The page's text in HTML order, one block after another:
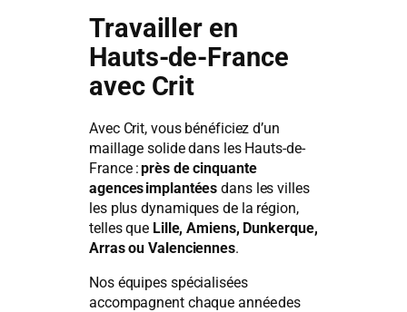
Travailler en
Hauts-de-France
avec Crit
Avec Crit, vous bénéficiez d’un
maillage solide dans les Hauts-de-
France :près de cinquante
agences implantées dans les villes
les plus dynamiques de la région,
telles que Lille, Amiens, Dunkerque,
Arras ou Valenciennes.
Nos équipes spécialisées
accompagnent chaque année des